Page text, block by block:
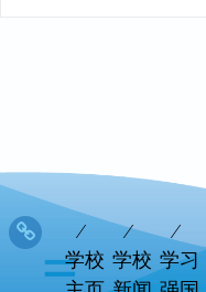
学校 学校 学习